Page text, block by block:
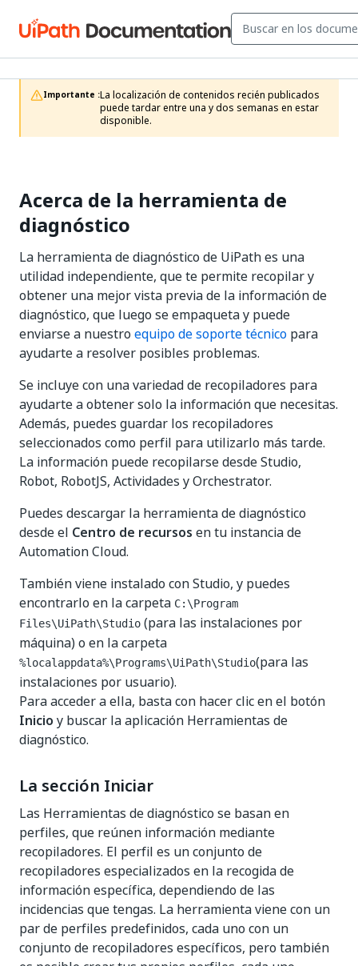
Importante :La localización de contenidos recién publicados
puede tardar entre una y dos semanas en estar
disponible.
Acerca de la herramienta de
diagnóstico
La herramienta de diagnóstico de UiPath es una
utilidad independiente, que te permite recopilar y
obtener una mejor vista previa de la información de
diagnóstico, que luego se empaqueta y puede
enviarse a nuestro equipo de soporte técnico para
ayudarte a resolver posibles problemas.
Se incluye con una variedad de recopiladores para
ayudarte a obtener solo la información que necesitas.
Además, puedes guardar los recopiladores
seleccionados como perfil para utilizarlo más tarde.
La información puede recopilarse desde Studio,
Robot, RobotJS, Actividades y Orchestrator.
Puedes descargar la herramienta de diagnóstico
desde el Centro de recursos en tu instancia de
Automation Cloud.
También viene instalado con Studio, y puedes
encontrarlo en la carpeta C:\Program
Files\UiPath\Studio (para las instalaciones por
máquina) o en la carpeta
%localappdata%\Programs\UiPath\Studio(para las
instalaciones por usuario).
Para acceder a ella, basta con hacer clic en el botón
Inicio y buscar la aplicación Herramientas de
diagnóstico.
La sección Iniciar
Las Herramientas de diagnóstico se basan en
perfiles, que reúnen información mediante
recopiladores. El perfil es un conjunto de
recopiladores especializados en la recogida de
información específica, dependiendo de las
incidencias que tengas. La herramienta viene con un
par de perfiles predefinidos, cada uno con un
conjunto de recopiladores específicos, pero también